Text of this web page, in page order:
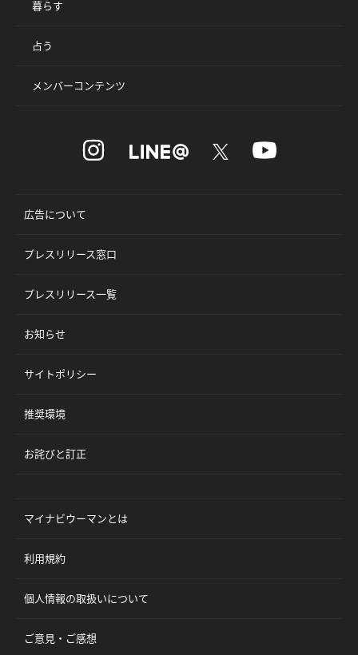
暮らす
占う
メンバーコンテンツ
広告について
プレスリリース窓口
プレスリリース一覧
お知らせ
サイトポリシー
推奨環境
お詫びと訂正
マイナビウーマンとは
利用規約
個人情報の取扱いについて
ご意見・ご感想